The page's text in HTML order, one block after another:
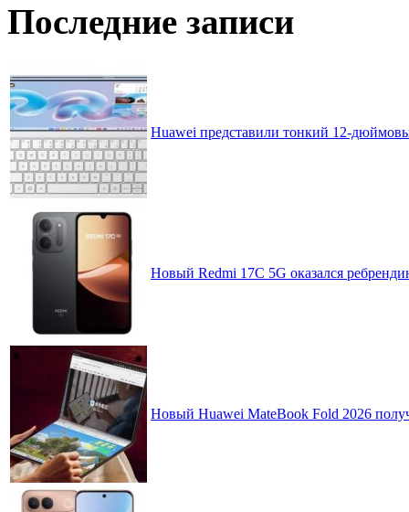
Последние записи
Huawei представили тонкий 12-
Новый Redmi 17C 5G оказался
Новый Huawei MateBook Fold 2026